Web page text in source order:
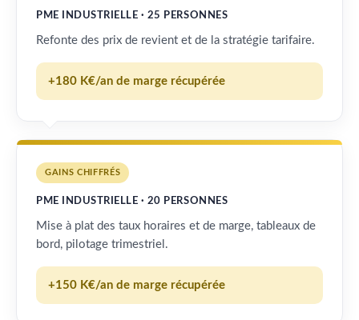
PME INDUSTRIELLE · 25 PERSONNES
Refonte des prix de revient et de la stratégie tarifaire.
+180 K€/an de marge récupérée
GAINS CHIFFRÉS
PME INDUSTRIELLE · 20 PERSONNES
Mise à plat des taux horaires et de marge, tableaux de
bord, pilotage trimestriel.
+150 K€/an de marge récupérée